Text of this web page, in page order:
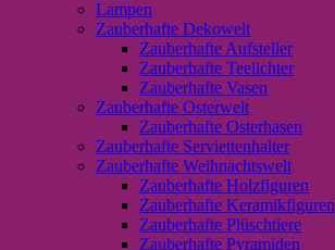
Lampen
Zauberhafte Dekowelt
Zauberhafte Aufsteller
Zauberhafte Teelichter
Zauberhafte Vasen
Zauberhafte Osterwelt
Zauberhafte Osterhasen
Zauberhafte Serviettenhalter
Zauberhafte Weihnachtswelt
Zauberhafte Holzfiguren
Zauberhafte Keramikfiguren
Zauberhafte Plüschtiere
Zauberhafte Pyramiden